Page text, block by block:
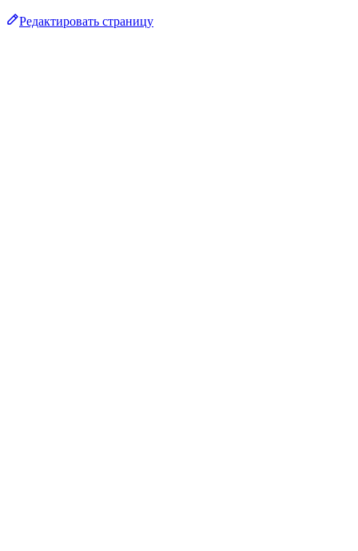
Редактировать страницу